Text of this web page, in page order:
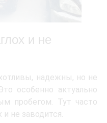
и не
надежны, но не
особенно актуально
пробегом. Тут часто
и не заводится.